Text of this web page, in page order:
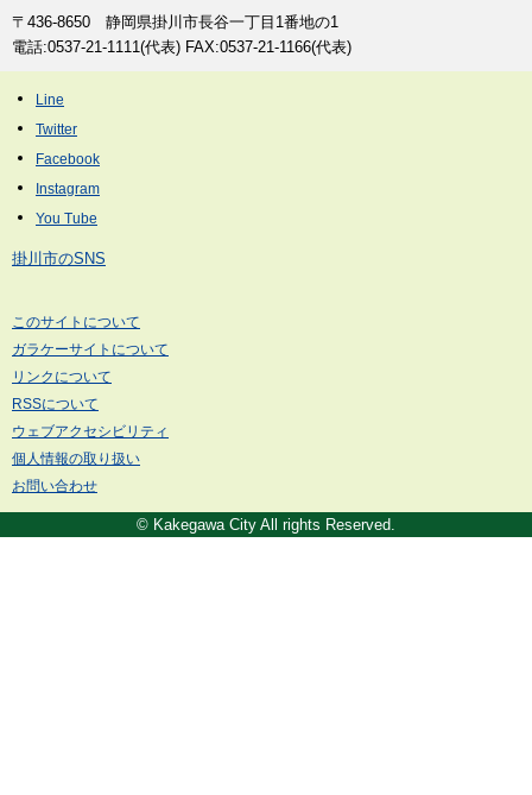
〒436-8650 静岡県掛川市長谷一丁目1番地の1
電話:0537-21-1111(代表) FAX:0537-21-1166(代表)
掛川市のSNS
このサイトについて
ガラケーサイトについて
リンクについて
RSSについて
ウェブアクセシビリティ
個人情報の取り扱い
お問い合わせ
© Kakegawa City All rights Reserved.